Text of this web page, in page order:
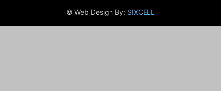
© Web Design By: SIXCELL